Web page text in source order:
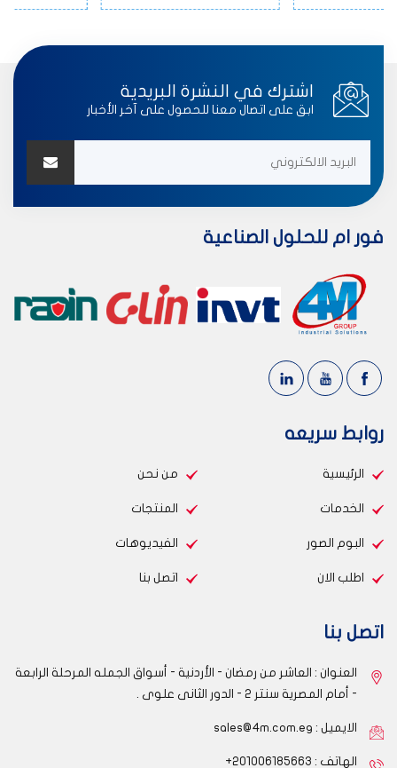
اشترك في النشرة البريدية
ابق على اتصال معنا للحصول على آخر الأخبار
فور ام للحلول الصناعية
روابط سريعه
الرئيسية من نحن
الخدمات المنتجات
البوم الصور الفيديوهات
اطلب الان اتصل بنا
اتصل بنا
العنوان : العاشر من رمضان - الأردنية - أسواق الجمله المرحلة الرابعة
- أمام المصرية سنتر 2 - الدور الثانى علوى .
الايميل : sales@4m.com.eg
الهاتف : 201006185663+